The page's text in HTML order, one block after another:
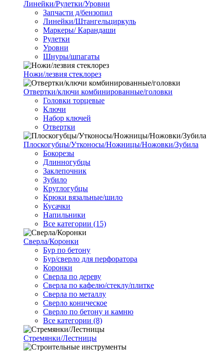
Линейки/Рулетки/Уровни
Запчасти д/бензопил
Линейки/Штангельциркуль
Маркеры/ Карандаши
Рулетки
Уровни
Шнуры/шпагаты
Ножи/лезвия стеклорез
Отвертки/ключи комбинированные/головки
Головки торцевые
Ключи
Набор ключей
Отвертки
Плоскогубцы/Утконосы/Ножницы/Ножовки/Зубила
Бокорезы
Длинногубцы
Заклепочник
Зубило
Круглогубцы
Крюки вязальные/шило
Кусачки
Напильники
Все категории (15)
Сверла/Коронки
Бур по бетону
Бур/сверло для перфоратора
Коронки
Сверла по дереву
Сверла по кафелю/стеклу/плитке
Сверла по металлу
Сверло коническое
Сверло по бетону и камню
Все категории (8)
Стремянки/Лестницы